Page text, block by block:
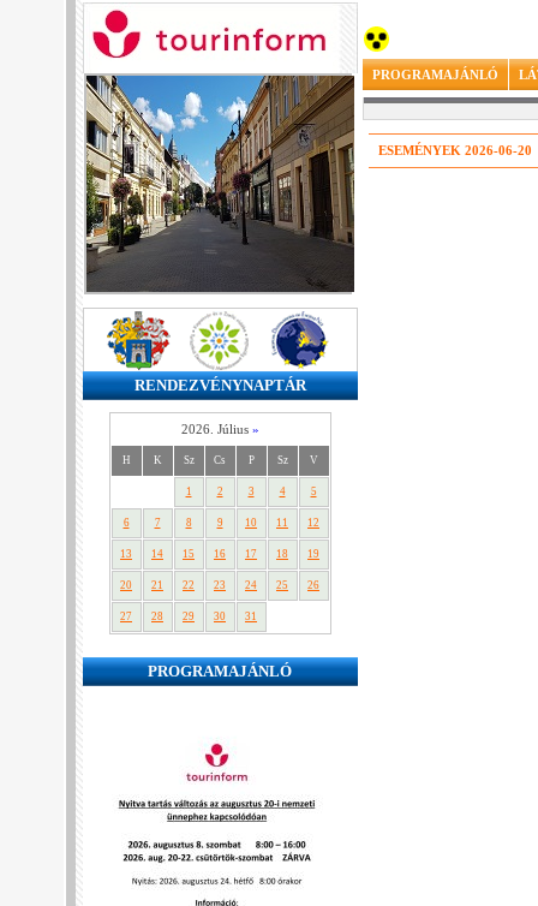
RENDEZVÉNYNAPTÁR
2026. Július »
H K Sz Cs P Sz V
1 2 3 4 5
6 7 8 9 10 11 12
13 14 15 16 17 18 19
20 21 22 23 24 25 26
27 28 29 30 31
PROGRAMAJÁNLÓ
PROGRAMAJÁNLÓ
ESEMÉNYEK 2026-06-20